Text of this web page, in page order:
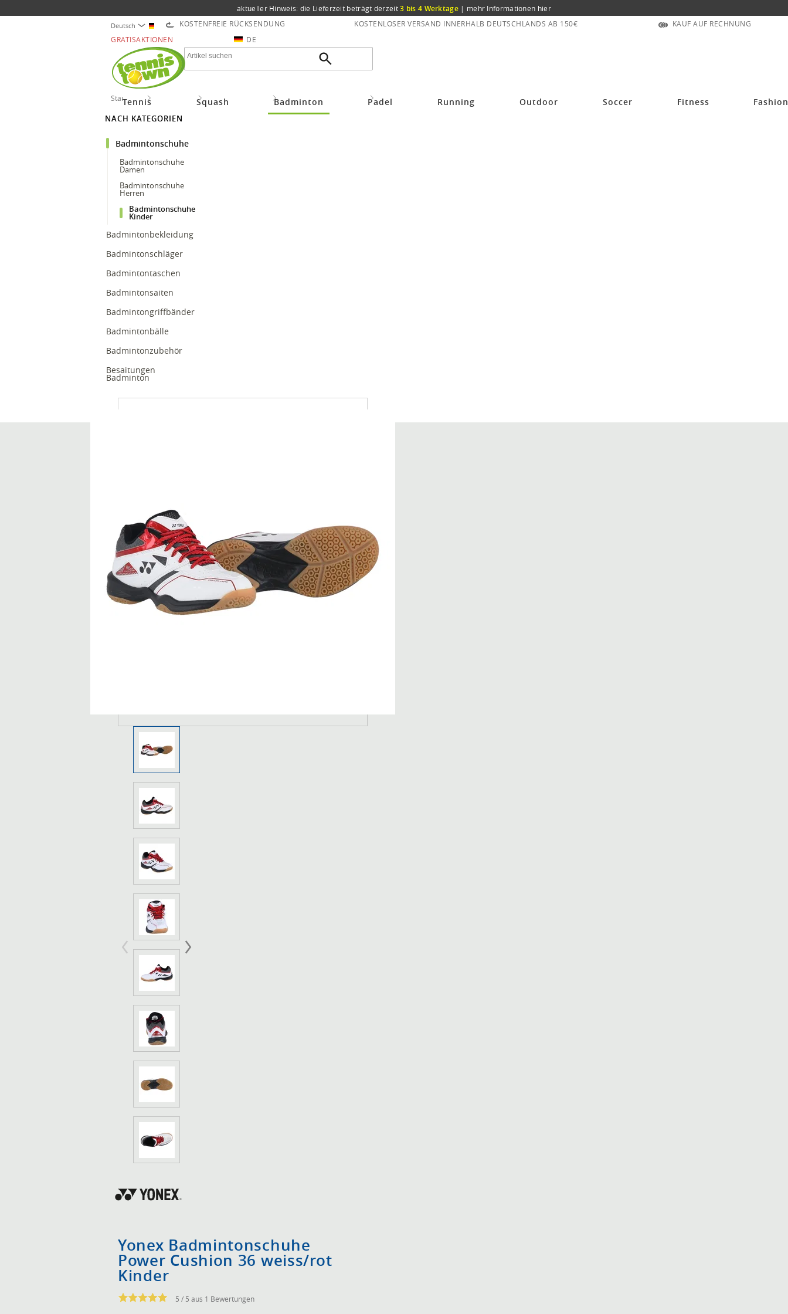
aktueller Hinweis: die Lieferzeit beträgt derzeit3 bis 4 Werktage | mehr Informationen hier
Deutsch KOSTENFREIE RÜCKSENDUNG KOSTENLOSER VERSAND INNERHALB DEUTSCHLANDS AB 150€
KAUF AUF RECHNUNG
GRATISAKTIONEN
DE
Tennis Squash Badminton Padel Running Outdoor Soccer Fitness
Startseite Badmintonschuhe Badmintonschuhe Kinder Yonex Badmintonschuhe Power Cushion 36 weiss/rot Kinder
NACH KATEGORIEN
Badmintonschuhe
Badmintonschuhe
Damen
Badmintonschuhe
Herren
Badmintonschuhe
Kinder
Badmintonbekleidung
Badmintonschläger
Badmintontaschen
Badmintonsaiten
Badmintongriffbänder
Badmintonbälle
Badmintonzubehör
Besaitungen
Badminton
Yonex Badmintonschuhe
Power Cushion 36 weiss/rot
Kinder
5 / 5 aus 1 Bewertungen